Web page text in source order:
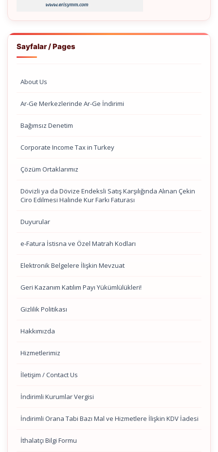
Sayfalar / Pages
About Us
Ar-Ge Merkezlerinde Ar-Ge İndirimi
Bağımsız Denetim
Corporate Income Tax in Turkey
Çözüm Ortaklarımız
Dövizli ya da Dövize Endeksli Satış Karşılığında Alınan Çekin
Ciro Edilmesi Halinde Kur Farkı Faturası
Duyurular
e-Fatura İstisna ve Özel Matrah Kodları
Elektronik Belgelere İlişkin Mevzuat
Geri Kazanım Katılım Payı Yükümlülükleri!
Gizlilik Politikası
Hakkımızda
Hizmetlerimiz
İletişim / Contact Us
İndirimli Kurumlar Vergisi
İndirimli Orana Tabi Bazı Mal ve Hizmetlere İlişkin KDV İadesi
İthalatçı Bilgi Formu